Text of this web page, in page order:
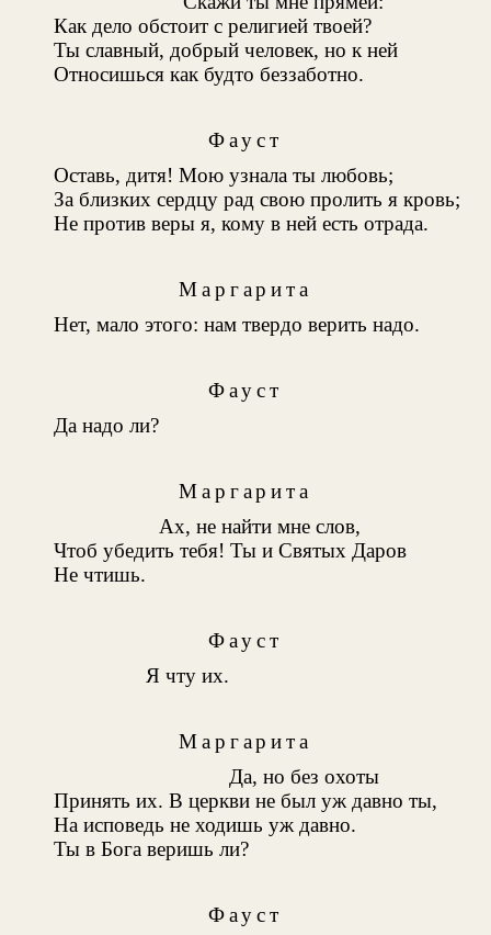
Как дело обстоит с религией твоей?
Ты славный, добрый человек, но к ней
Относишься как будто беззаботно.
Фауст
Оставь, дитя! Мою узнала ты любовь;
За близких сердцу рад свою пролить я кровь;
Не против веры я, кому в ней есть отрада.
Маргарита
Нет, мало этого: нам твердо верить надо.
Фауст
Да надо ли?
Маргарита
Ах, не найти мне слов,
Чтоб убедить тебя! Ты и Святых Даров
Не чтишь.
Фауст
Я чту их.
Маргарита
Да, но без охоты
Принять их. В церкви не был уж давно ты,
На исповедь не ходишь уж давно.
Ты в Бога веришь ли?
Фауст